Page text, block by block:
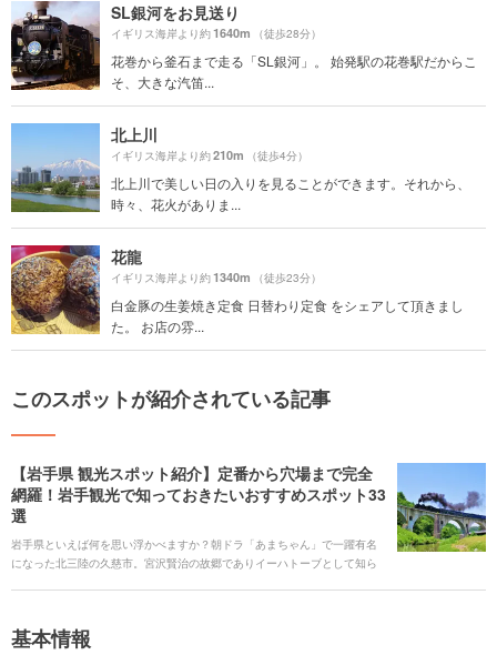
SL銀河をお見送り
イギリス海岸より約1640m （徒歩28分）
花巻から釜石まで走る「SL銀河」。 始発駅の花巻駅だからこ
そ、大きな汽笛...
北上川
イギリス海岸より約210m （徒歩4分）
北上川で美しい日の入りを見ることができます。それから、
時々、花火がありま...
花龍
イギリス海岸より約1340m （徒歩23分）
白金豚の生姜焼き定食 日替わり定食 をシェアして頂きまし
た。 お店の雰...
このスポットが紹介されている記事
【岩手県 観光スポット紹介】定番から穴場まで完全
網羅！岩手観光で知っておきたいおすすめスポット33
選
岩手県といえば何を思い浮かべますか？朝ドラ「あまちゃん」で一躍有名
になった北三陸の久慈市。宮沢賢治の故郷でありイーハトーブとして知ら
折々の美しい絶景スポットや岩手でしかできない体験スポットなど岩手県
基本情報